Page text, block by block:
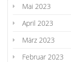
Mai 2023
April 2023
März 2023
Februar 2023